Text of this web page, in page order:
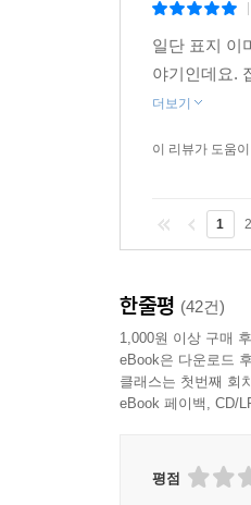
일단 표지 이
야기인데요.
더보기
이 리뷰가 도움
1 2
한줄평 (42건)
1,000원 이상 구매
eBook은 다운로드
클래스는 첫번째 회
eBook 페이백, CD/
평점